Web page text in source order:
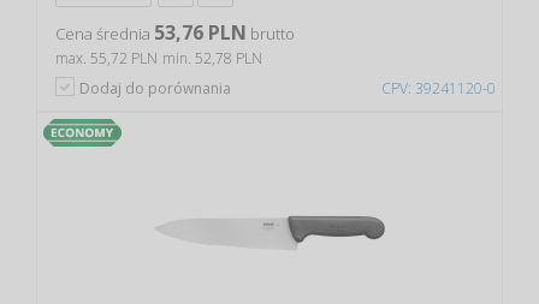
CPV: 39241120-0
Cena średnia 53,76 PLN brutto
max. 55,72 PLN min. 52,78 PLN
Dodaj do porównania